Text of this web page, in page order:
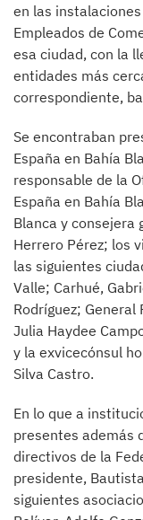
en las
Empleados de
esa ciudad, con la
entidades más
correspondiente,
Se encontraban
España en Bahía
responsable de la
España en Bahía
Blanca y consejera
Herrero Pérez; los
las siguientes
Valle; Carhué,
Rodríguez; General
Julia Haydee
y la exvicecónsul
Silva Castro.
En lo que a
presentes además
directivos de la
presidente,
siguientes